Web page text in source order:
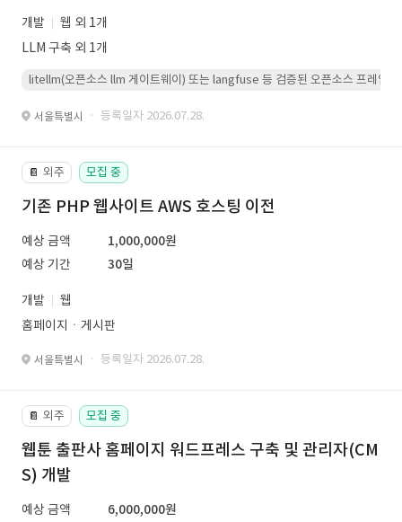
개발
웹 외 1개
LLM 구축 외 1개
litellm(오픈소스 llm 게이트웨이) 또는 langfuse 등 검증된 오픈소스 프레임워
서울특별시 · 등록일자 2026.07.28.
📔 외주 모집 중
기존 PHP 웹사이트 AWS 호스팅 이전
예상 금액
1,000,000원
예상 기간
30일
개발
웹
홈페이지ㆍ게시판
서울특별시 · 등록일자 2026.07.28.
📔 외주 모집 중
웹툰 출판사 홈페이지 워드프레스 구축 및 관리자(CM
S) 개발
예상 금액
6,000,000원